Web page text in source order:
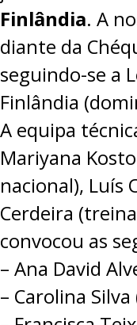
Finlândia. A
diante da
seguindo-se a
Finlândia
A equipa
Mariyana
nacional), Luís
Cerdeira
convocou as
– Ana David
– Carolina Silva